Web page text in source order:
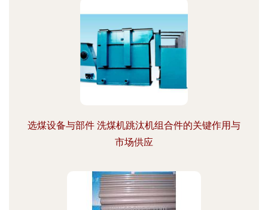
选煤设备与部件 洗煤机跳汰机组合件的关键作用与
市场供应